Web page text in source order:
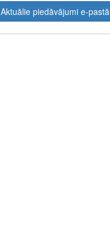
Aktuālie piedāvājumi e-pastā